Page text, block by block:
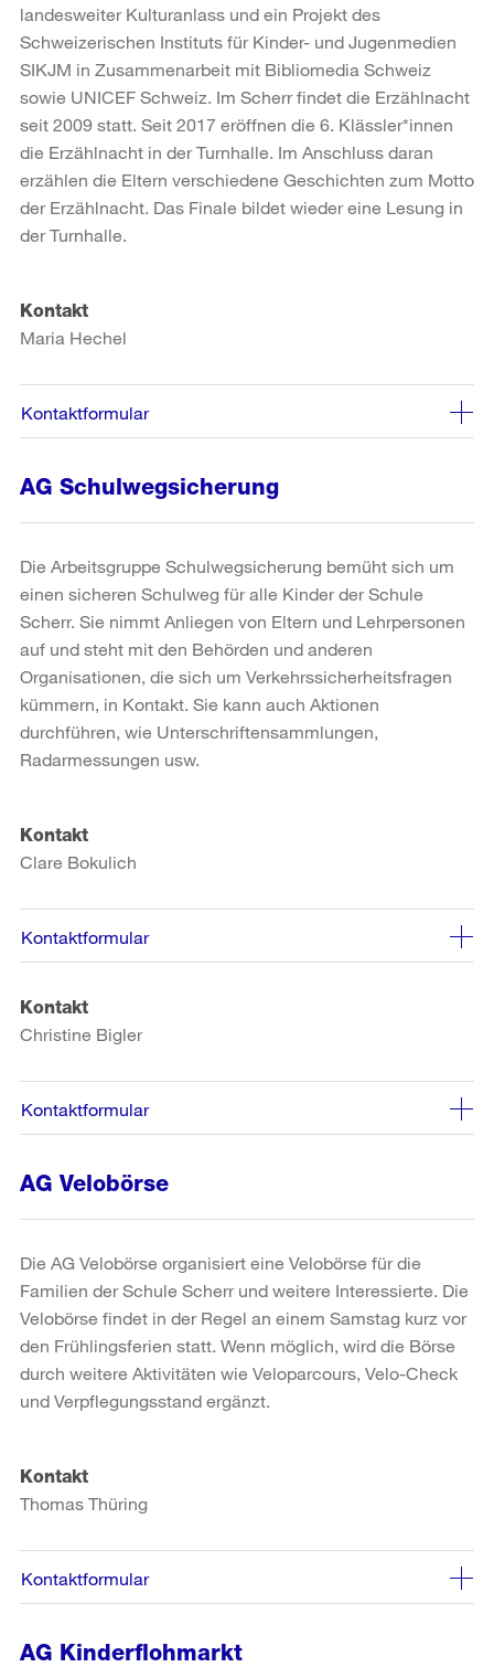
landesweiter Kulturanlass und ein Projekt des
Schweizerischen Instituts für Kinder- und Jugenmedien
SIKJM in Zusammenarbeit mit Bibliomedia Schweiz
sowie UNICEF Schweiz. Im Scherr findet die Erzählnacht
seit 2009 statt. Seit 2017 eröffnen die 6. Klässler*innen
die Erzählnacht in der Turnhalle. Im Anschluss daran
erzählen die Eltern verschiedene Geschichten zum Motto
der Erzählnacht. Das Finale bildet wieder eine Lesung in
der Turnhalle.
Kontakt
Maria Hechel
Kontaktformular
AG Schulwegsicherung
Die Arbeitsgruppe Schulwegsicherung bemüht sich um
einen sicheren Schulweg für alle Kinder der Schule
Scherr. Sie nimmt Anliegen von Eltern und Lehrpersonen
auf und steht mit den Behörden und anderen
Organisationen, die sich um Verkehrssicherheitsfragen
kümmern, in Kontakt. Sie kann auch Aktionen
durchführen, wie Unterschriftensammlungen,
Radarmessungen usw.
Kontakt
Clare Bokulich
Kontaktformular
Kontakt
Christine Bigler
Kontaktformular
AG Velobörse
Die AG Velobörse organisiert eine Velobörse für die
Familien der Schule Scherr und weitere Interessierte. Die
Velobörse findet in der Regel an einem Samstag kurz vor
den Frühlingsferien statt. Wenn möglich, wird die Börse
durch weitere Aktivitäten wie Veloparcours, Velo-Check
und Verpflegungsstand ergänzt.
Kontakt
Thomas Thüring
Kontaktformular
AG Kinderflohmarkt